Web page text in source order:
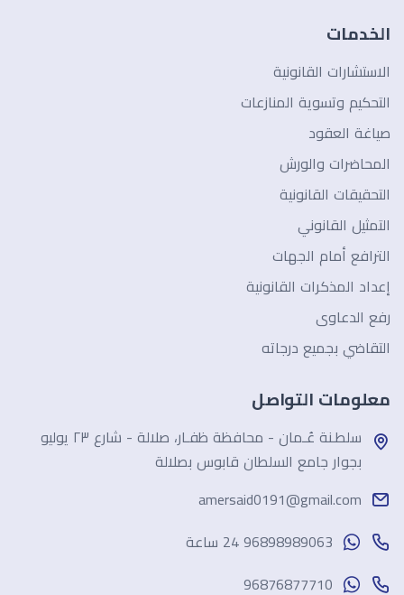
الخدمات
الاستشارات القانونية
التحكيم وتسوية المنازعات
صياغة العقود
المحاضرات والورش
التحقيقات القانونية
التمثيل القانوني
الترافع أمام الجهات
إعداد المذكرات القانونية
رفع الدعاوى
التقاضي بجميع درجاته
معلومات التواصل
سلطـنة عُـمان - محافظة ظفـار، صلالة - شارع ٢٣ يوليو
بجوار جامع السلطان قابوس بصلالة
amersaid0191@gmail.com
96898989063 24 ساعة
96876877710